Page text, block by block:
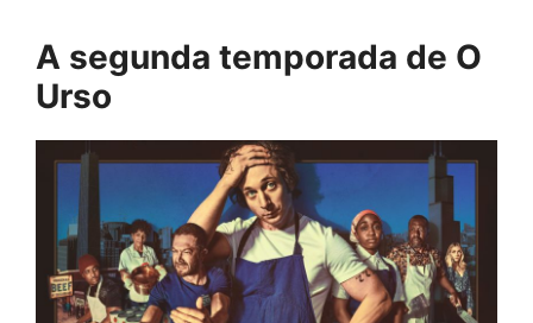
A segunda temporada de O
Urso